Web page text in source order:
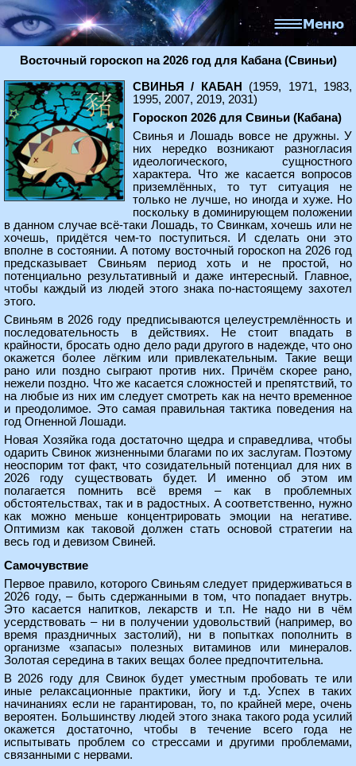
Восточный гороскоп на 2026 год для Кабана (Свиньи)
СВИНЬЯ / КАБАН
(1959, 1971, 1983,
1995, 2007, 2019, 2031)
Гороскоп 2026 для Свиньи (Кабана)
Свинья и Лошадь вовсе не дружны. У
них нередко возникают разногласия
идеологического, сущностного
характера. Что же касается вопросов
приземлённых, то тут ситуация не
только не лучше, но иногда и хуже. Но
поскольку в доминирующем положении
в данном случае всё-таки Лошадь, то Свинкам, хочешь или не
хочешь, придётся чем-то поступиться. И сделать они это
вполне в состоянии. А потому восточный гороскоп на 2026 год
предсказывает Свиньям период хоть и не простой, но
потенциально результативный и даже интересный. Главное,
чтобы каждый из людей этого знака по-настоящему захотел
этого.
Свиньям в 2026 году предписываются целеустремлённость и
последовательность в действиях. Не стоит впадать в
крайности, бросать одно дело ради другого в надежде, что оно
окажется более лёгким или привлекательным. Такие вещи
рано или поздно сыграют против них. Причём скорее рано,
нежели поздно. Что же касается сложностей и препятствий, то
на любые из них им следует смотреть как на нечто временное
и преодолимое. Это самая правильная тактика поведения на
год Огненной Лошади.
Новая Хозяйка года достаточно щедра и справедлива, чтобы
одарить Свинок жизненными благами по их заслугам. Поэтому
неоспорим тот факт, что созидательный потенциал для них в
2026 году существовать будет. И именно об этом им
полагается помнить всё время – как в проблемных
обстоятельствах, так и в радостных. А соответственно, нужно
как можно меньше концентрировать эмоции на негативе.
Оптимизм как таковой должен стать основой стратегии на
весь год и девизом Свиней.
Самочувствие
Первое правило, которого Свиньям следует придерживаться в
2026 году, – быть сдержанными в том, что попадает внутрь.
Это касается напитков, лекарств и т.п. Не надо ни в чём
усердствовать – ни в получении удовольствий (например, во
время праздничных застолий), ни в попытках пополнить в
организме «запасы» полезных витаминов или минералов.
Золотая середина в таких вещах более предпочтительна.
В 2026 году для Свинок будет уместным пробовать те или
иные релаксационные практики, йогу и т.д. Успех в таких
начинаниях если не гарантирован, то, по крайней мере, очень
вероятен. Большинству людей этого знака такого рода усилий
окажется достаточно, чтобы в течение всего года не
испытывать проблем со стрессами и другими проблемами,
связанными с нервами.